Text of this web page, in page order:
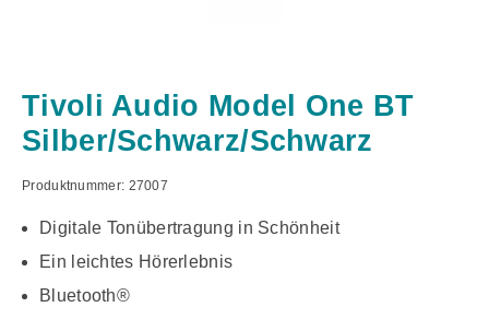
Tivoli Audio Model One BT
Silber/Schwarz/Schwarz
Produktnummer: 27007
Digitale Tonübertragung in Schönheit
Ein leichtes Hörerlebnis
Bluetooth®